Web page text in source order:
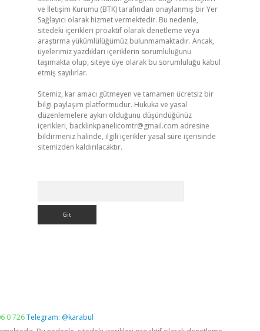
ve İletişim Kurumu (BTK) tarafından onaylanmış bir Yer
Sağlayıcı olarak hizmet vermektedir. Bu nedenle,
sitedeki içerikleri proaktif olarak denetleme veya
araştırma yükümlülüğümüz bulunmamaktadır. Ancak,
üyelerimiz yazdıkları içeriklerin sorumluluğunu
taşımakta olup, siteye üye olarak bu sorumluluğu kabul
etmiş sayılırlar.
Sitemiz, kar amacı gütmeyen ve tamamen ücretsiz bir
bilgi paylaşım platformudur. Hukuka ve yasal
düzenlemelere aykırı olduğunu düşündüğünüz
içerikleri, backlinkpanelicomtr@gmail.com adresine
bildirmeniz halinde, ilgili içerikler yasal süre içerisinde
sitemizden kaldırılacaktır.
0 726Telegram: @karabul